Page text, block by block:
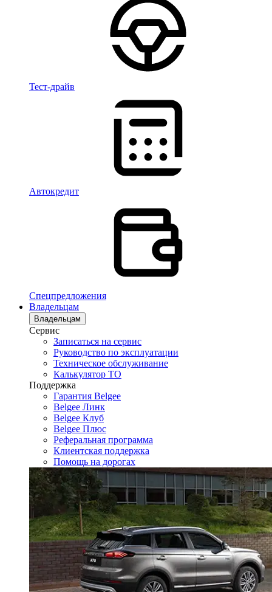
Тест-драйв
Автокредит
Спецпредложения
Владельцам
Владельцам
Сервис
Записаться на сервис
Руководство по эксплуатации
Техническое обслуживание
Калькулятор ТО
Поддержка
Гарантия Belgee
Belgee Линк
Belgee Клуб
Belgee Плюс
Реферальная программа
Клиентская поддержка
Помощь на дорогах